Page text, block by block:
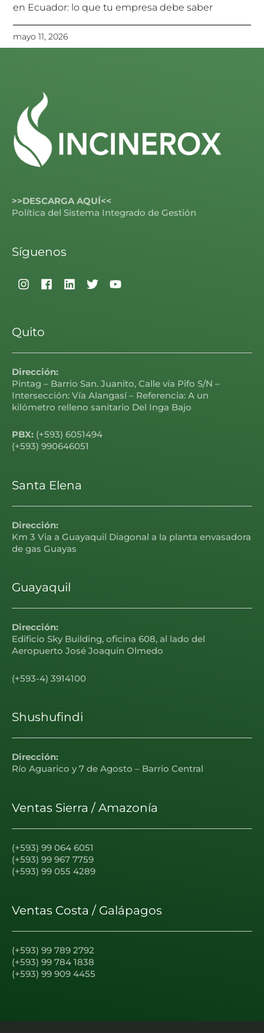
en Ecuador: lo que tu empresa debe saber
mayo 11, 2026
>>DESCARGA AQUÍ<<
Política del Sistema Integrado de Gestión
Síguenos
Quito
Dirección:
Pintag – Barrio San. Juanito, Calle vía Pifo S/N –
Intersección: Vía Alangasí – Referencia: A un
kilómetro relleno sanitario Del Inga Bajo
PBX: (+593) 6051494
(+593) 990646051
Santa Elena
Dirección:
Km 3 Via a Guayaquil Diagonal a la planta envasadora
de gas Guayas
Guayaquil
Dirección:
Edificio Sky Building, oficina 608, al lado del
Aeropuerto José Joaquín Olmedo
(+593-4) 3914100
Shushufindi
Dirección:
Río Aguarico y 7 de Agosto – Barrio Central
Ventas Sierra / Amazonía
(+593) 99 064 6051
(+593) 99 967 7759
(+593) 99 055 4289
Ventas Costa / Galápagos
(+593) 99 789 2792
(+593) 99 784 1838
(+593) 99 909 4455